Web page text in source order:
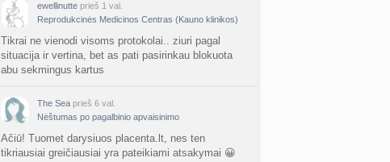
ewellinutte prieš 1 val.
Reprodukcinės Medicinos Centras (Kauno klinikos)
Tikrai ne vienodi visoms protokolai.. ziuri pagal
situacija ir vertina, bet as pati pasirinkau blokuota
abu sekmingus kartus
The Sea prieš 6 val.
Nėštumas po pagalbinio apvaisinimo
Ačiū! Tuomet darysiuos placenta.lt, nes ten
tikriausiai greičiausiai yra pateikiami atsakymai 😀